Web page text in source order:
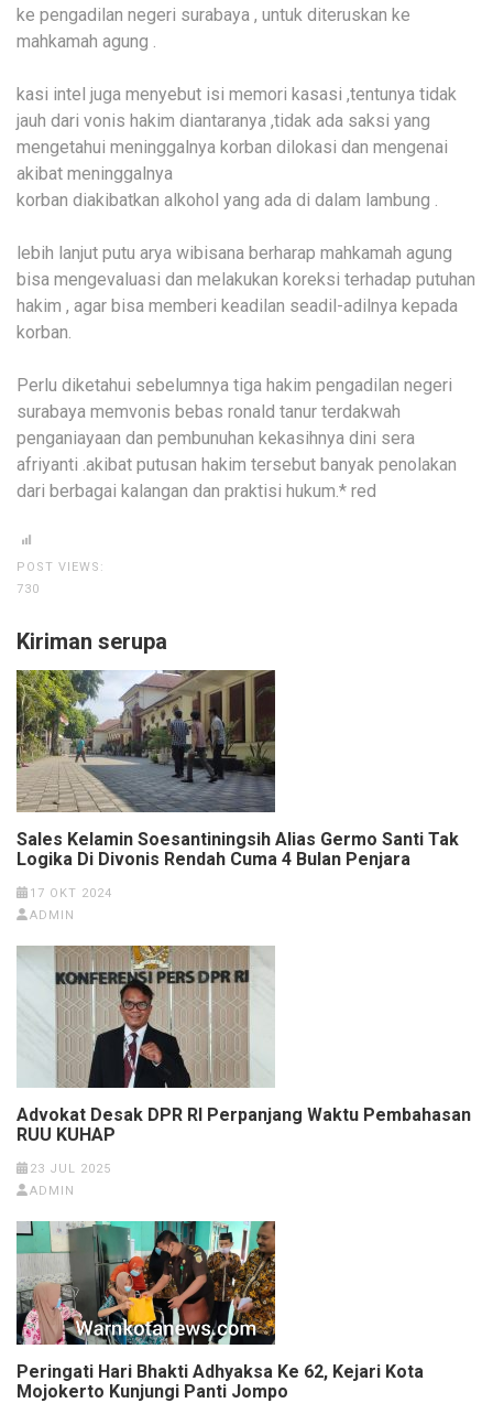
ke pengadilan negeri surabaya , untuk diteruskan ke
mahkamah agung .
kasi intel juga menyebut isi memori kasasi ,tentunya tidak
jauh dari vonis hakim diantaranya ,tidak ada saksi yang
mengetahui meninggalnya korban dilokasi dan mengenai
akibat meninggalnya
korban diakibatkan alkohol yang ada di dalam lambung .
lebih lanjut putu arya wibisana berharap mahkamah agung
bisa mengevaluasi dan melakukan koreksi terhadap putuhan
hakim , agar bisa memberi keadilan seadil-adilnya kepada
korban.
Perlu diketahui sebelumnya tiga hakim pengadilan negeri
surabaya memvonis bebas ronald tanur terdakwah
penganiayaan dan pembunuhan kekasihnya dini sera
afriyanti .akibat putusan hakim tersebut banyak penolakan
dari berbagai kalangan dan praktisi hukum.* red
POST VIEWS:
730
Kiriman serupa
Sales Kelamin Soesantiningsih Alias Germo Santi Tak
Logika Di Divonis Rendah Cuma 4 Bulan Penjara
17 OKT 2024
ADMIN
Advokat Desak DPR RI Perpanjang Waktu Pembahasan
RUU KUHAP
23 JUL 2025
ADMIN
Peringati Hari Bhakti Adhyaksa Ke 62, Kejari Kota
Mojokerto Kunjungi Panti Jompo